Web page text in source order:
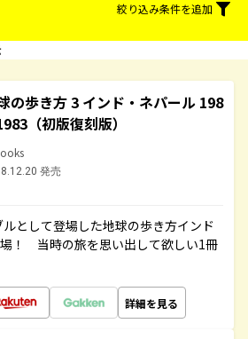
絞り込み条件を追加
の歩き方 3 インド・ネパール 198
（初版復刻版）
発売
として登場した地球の歩き方インド
！ 当時の旅を思い出して欲しい1冊
詳細を見る